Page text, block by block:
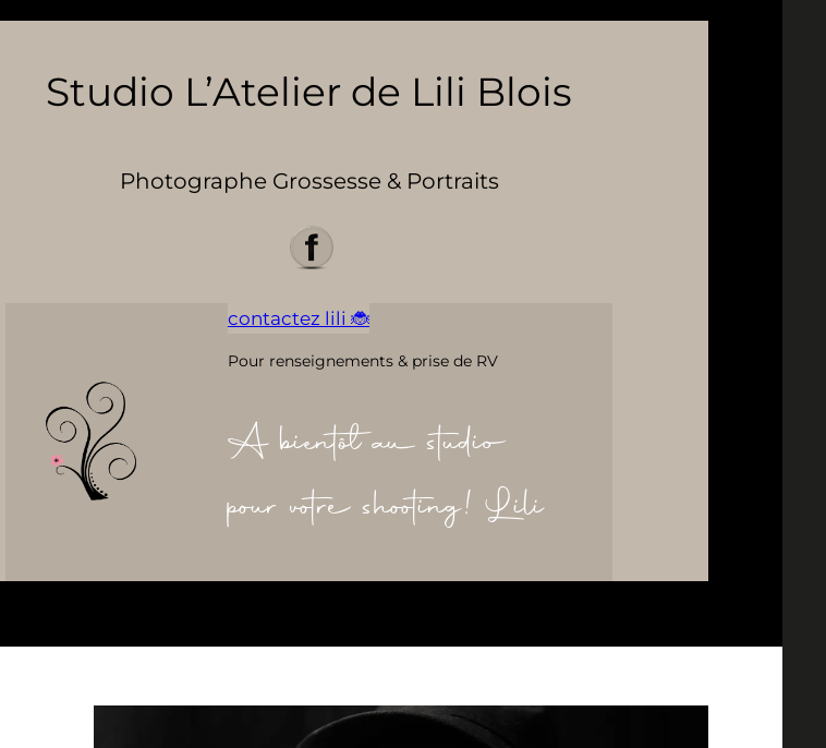
Studio L’Atelier de Lili Blois
Photographe Grossesse & Portraits
contactez lili 🐞
Pour renseignements & prise de RV
A bientôt au studio
pour votre shooting! Lili